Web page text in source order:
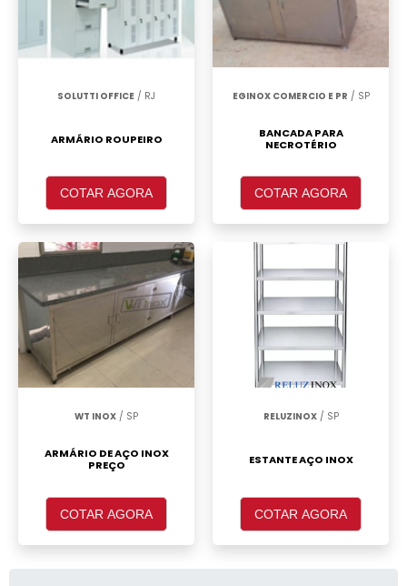
SOLUTTI OFFICE / RJ
ARMÁRIO ROUPEIRO
COTAR AGORA
EGINOX COMERCIO E PR / SP
BANCADA PARA
NECROTÉRIO
COTAR AGORA
WT INOX / SP
ARMÁRIO DE AÇO INOX
PREÇO
COTAR AGORA
RELUZINOX/ SP
ESTANTE AÇO INOX
COTAR AGORA